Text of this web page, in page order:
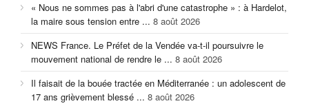
« Nous ne sommes pas à l'abri d'une catastrophe » : à Hardelot,
la maire sous tension entre ... 8 août 2026
NEWS France. Le Préfet de la Vendée va-t-il poursuivre le
mouvement national de rendre le ... 8 août 2026
Il faisait de la bouée tractée en Méditerranée : un adolescent de
17 ans grièvement blessé ... 8 août 2026